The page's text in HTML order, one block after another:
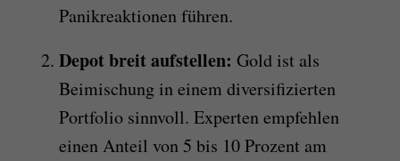
Panikreaktionen führen.
Depot breit aufstellen: Gold ist als
Beimischung in einem diversifizierten
Portfolio sinnvoll. Experten empfehlen
einen Anteil von 5 bis 10 Prozent am